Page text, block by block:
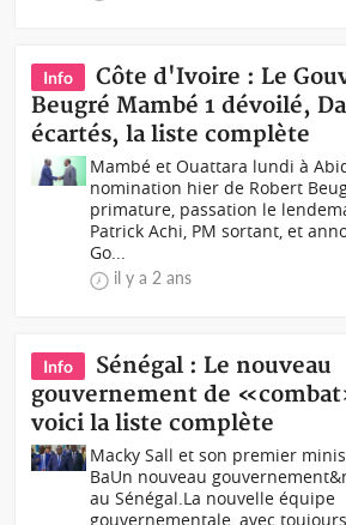
Info
Côte d'Ivoire : Le
Beugré Mambé 1 dévoilé,
écartés, la liste complète
Mambé et Ouattara lundi à
nomination hier de Robert
primature, passation le
Patrick Achi, PM sortant, et
Go...
il y a 2 ans
Info
Sénégal : Le nouveau
gouvernement de
voici la liste complète
Macky Sall et son premier
BaUn nouveau
au Sénégal.La nouvelle équipe
gouvernementale, avec